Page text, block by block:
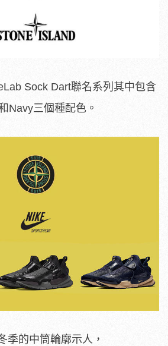
Sock Dart聯名系列其中包含
Navy三個種配色。
季的中筒輪廓示人，